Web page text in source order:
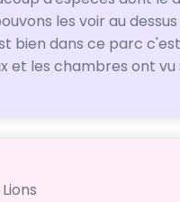
les voir au
bien dans ce parc
et les chambres ont vu